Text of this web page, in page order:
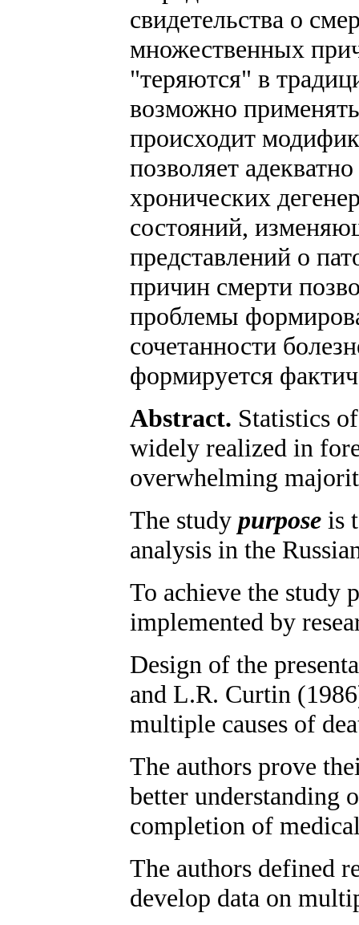
свидетельства о
множественных
"теряются" в
возможно
происходит
позволяет
хронических
состояний,
представлений о
причин смерти
проблемы
сочетанности
формируется
Abstract. Statistics
widely realized in
overwhelming
The study purpose is
analysis in the
To achieve the study
implemented by
Design of the
and L.R. Curtin
multiple causes of
The authors prove
better understanding
completion of
The authors defined
develop data on